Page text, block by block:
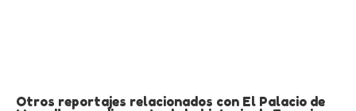
Otros reportajes relacionados con El Palacio de